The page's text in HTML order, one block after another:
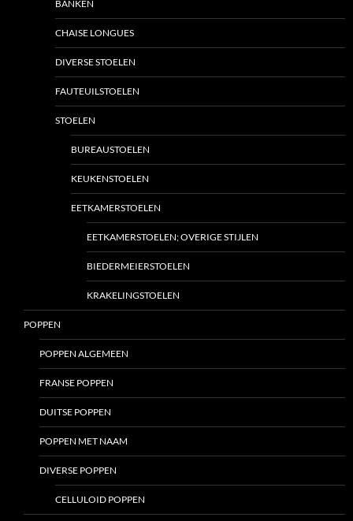
BANKEN
CHAISE LONGUES
DIVERSE STOELEN
FAUTEUILSTOELEN
STOELEN
BUREAUSTOELEN
KEUKENSTOELEN
EETKAMERSTOELEN
EETKAMERSTOELEN; OVERIGE STIJLEN
BIEDERMEIERSTOELEN
KRAKELINGSTOELEN
POPPEN
POPPEN ALGEMEEN
FRANSE POPPEN
DUITSE POPPEN
POPPEN MET NAAM
DIVERSE POPPEN
CELLULOID POPPEN